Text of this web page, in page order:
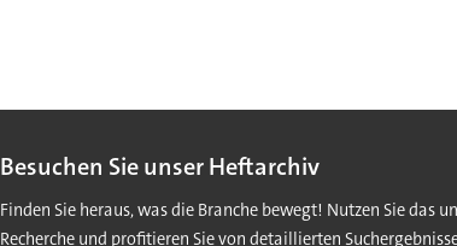
Besuchen Sie unser Heftarchiv
Finden Sie heraus, was die Branche bewegt! Nutzen Sie das
Recherche und profitieren Sie von detaillierten